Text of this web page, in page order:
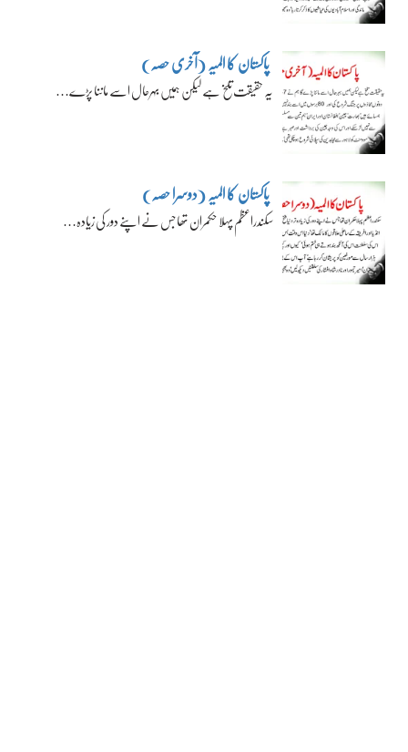
پاکستان کا المیہ (آخری حصہ)
یہ حقیقت تلخ ہے لیکن ہمیں بہرحال اسے ماننا پڑے…
پاکستان کا المیہ (دوسرا حصہ)
سکندراعظم پہلا حکمران تھا جس نے اپنے دور کی زیادہ…